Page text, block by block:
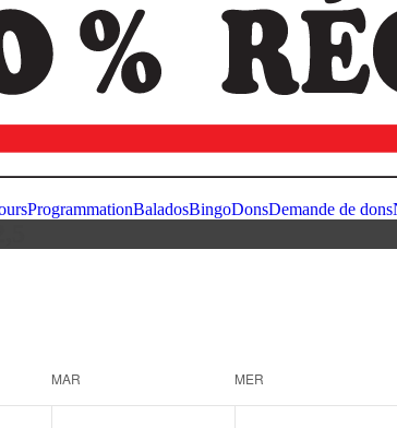
ProgrammationBaladosBingoDonsDemande de dons
MAR MER